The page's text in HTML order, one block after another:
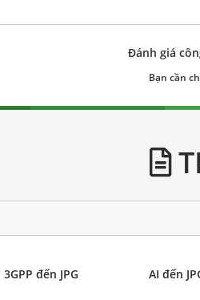
Đánh giá
Bạn cần
3GPP đến JPG AI đến